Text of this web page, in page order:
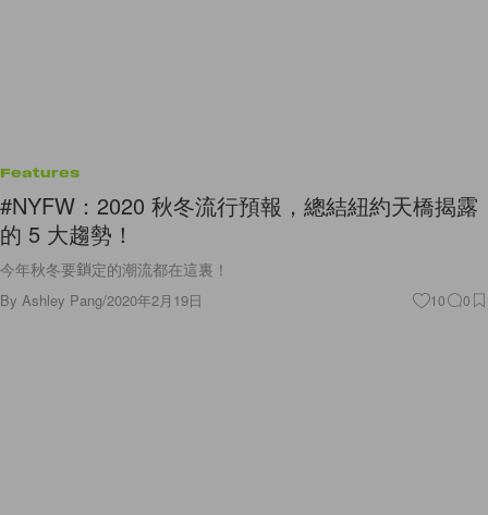
Features
#NYFW：2020 秋冬流行預報，總結紐約天橋揭露
的 5 大趨勢！
今年秋冬要鎖定的潮流都在這裏！
By Ashley Pang/2020年2月19日 10 0